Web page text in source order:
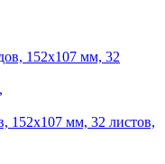
152х107 мм, 32 листов,